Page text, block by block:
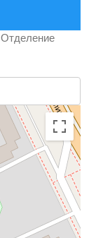
Отделение